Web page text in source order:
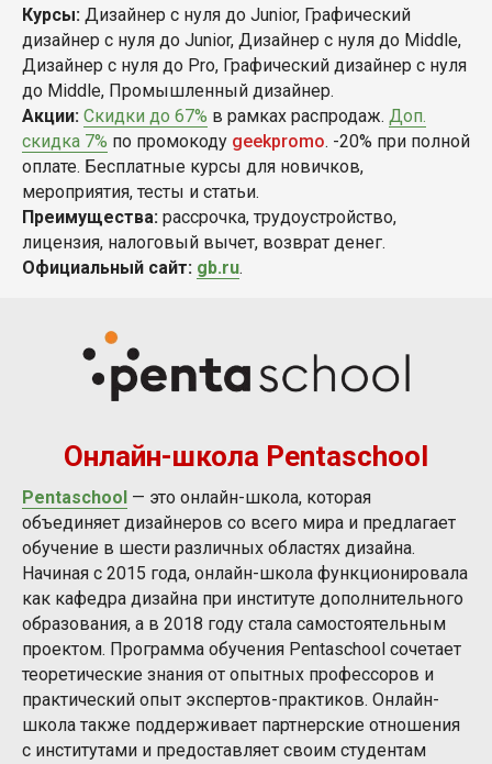
Курсы: Дизайнер с нуля до Junior, Графический
дизайнер с нуля до Junior, Дизайнер с нуля до Middle,
Дизайнер с нуля до Pro, Графический дизайнер с нуля
до Middle, Промышленный дизайнер.
Акции: Скидки до 67% в рамках распродаж. Доп.
скидка 7% по промокоду geekpromo. -20% при полной
оплате. Бесплатные курсы для новичков,
мероприятия, тесты и статьи.
Преимущества: рассрочка, трудоустройство,
лицензия, налоговый вычет, возврат денег.
Официальный сайт: gb.ru.
Онлайн-школа Pentaschool
Pentaschool — это онлайн-школа, которая
объединяет дизайнеров со всего мира и предлагает
обучение в шести различных областях дизайна.
Начиная с 2015 года, онлайн-школа функционировала
как кафедра дизайна при институте дополнительного
образования, а в 2018 году стала самостоятельным
проектом. Программа обучения Pentaschool сочетает
теоретические знания от опытных профессоров и
практический опыт экспертов-практиков. Онлайн-
школа также поддерживает партнерские отношения
с институтами и предоставляет своим студентам